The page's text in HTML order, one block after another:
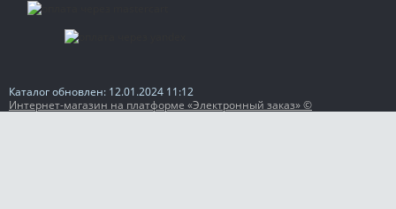
Каталог обновлен: 12.01.2024 11:12
Интернет-магазин на платформе «Электронный заказ» ©